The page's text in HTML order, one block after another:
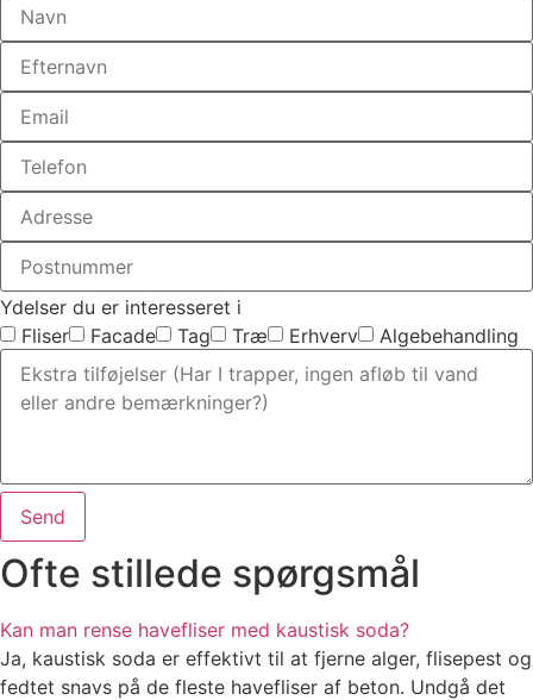
Ydelser du er interesseret i
Fliser
Facade Tag Træ Erhverv Algebehandling
Send
Ofte stillede spørgsmål
Kan man rense havefliser med kaustisk soda?
Ja, kaustisk soda er effektivt til at fjerne alger, flisepest og
fedtet snavs på de fleste havefliser af beton. Undgå det